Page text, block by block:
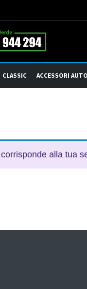
CLASSIC ACCESSORI AUTO
alla tua